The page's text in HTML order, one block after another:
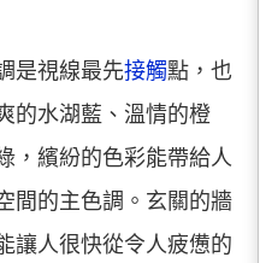
是視線最先接觸點，也
的水湖藍、溫情的橙
，繽紛的色彩能帶給人
間的主色調。玄關的牆
讓人很快從令人疲憊的